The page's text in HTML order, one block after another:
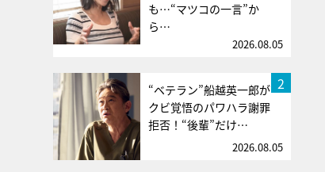
も…“マツコの一言”か
ら…
2026.08.05
2
“ベテラン”船越英一郎が
クビ覚悟のパワハラ謝罪
拒否！“後輩”だけ…
2026.08.05